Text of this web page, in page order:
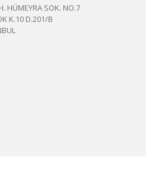
HÜMEYRA SOK. NO.7
K.10 D.201/B